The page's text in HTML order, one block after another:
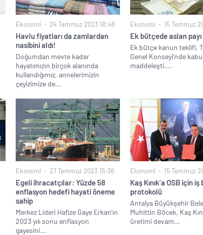
Ekonomi 24 Temmuz 2023 18:48
Havlu fiyatları da zamlardan
nasibini aldı!
Doğumdan mevte kadar
hayatımızın birçok alanında
kullandığımız, annelerimizin
çeyizimize de...
Ekonomi 15 Temmuz
Ek bütçede aslan payı
Ek bütçe kanun teklifi,
Genel Konseyi'nde
maddeleşti....
Ekonomi 27 Temmuz 2023 15:36
Egeli ihracatçılar: Yüzde 58
enflasyon hedefi hayati öneme
sahip
Merkez Lideri Hafize Gaye Erkan’ın
2023 yılı sonu enflasyon
gayesini...
Ekonomi 15 Temmuz
Kaş Kınık’a OSB için
protokolü
Antalya Büyükşehir
Muhittin Böcek, Kaş
üretimi devam...